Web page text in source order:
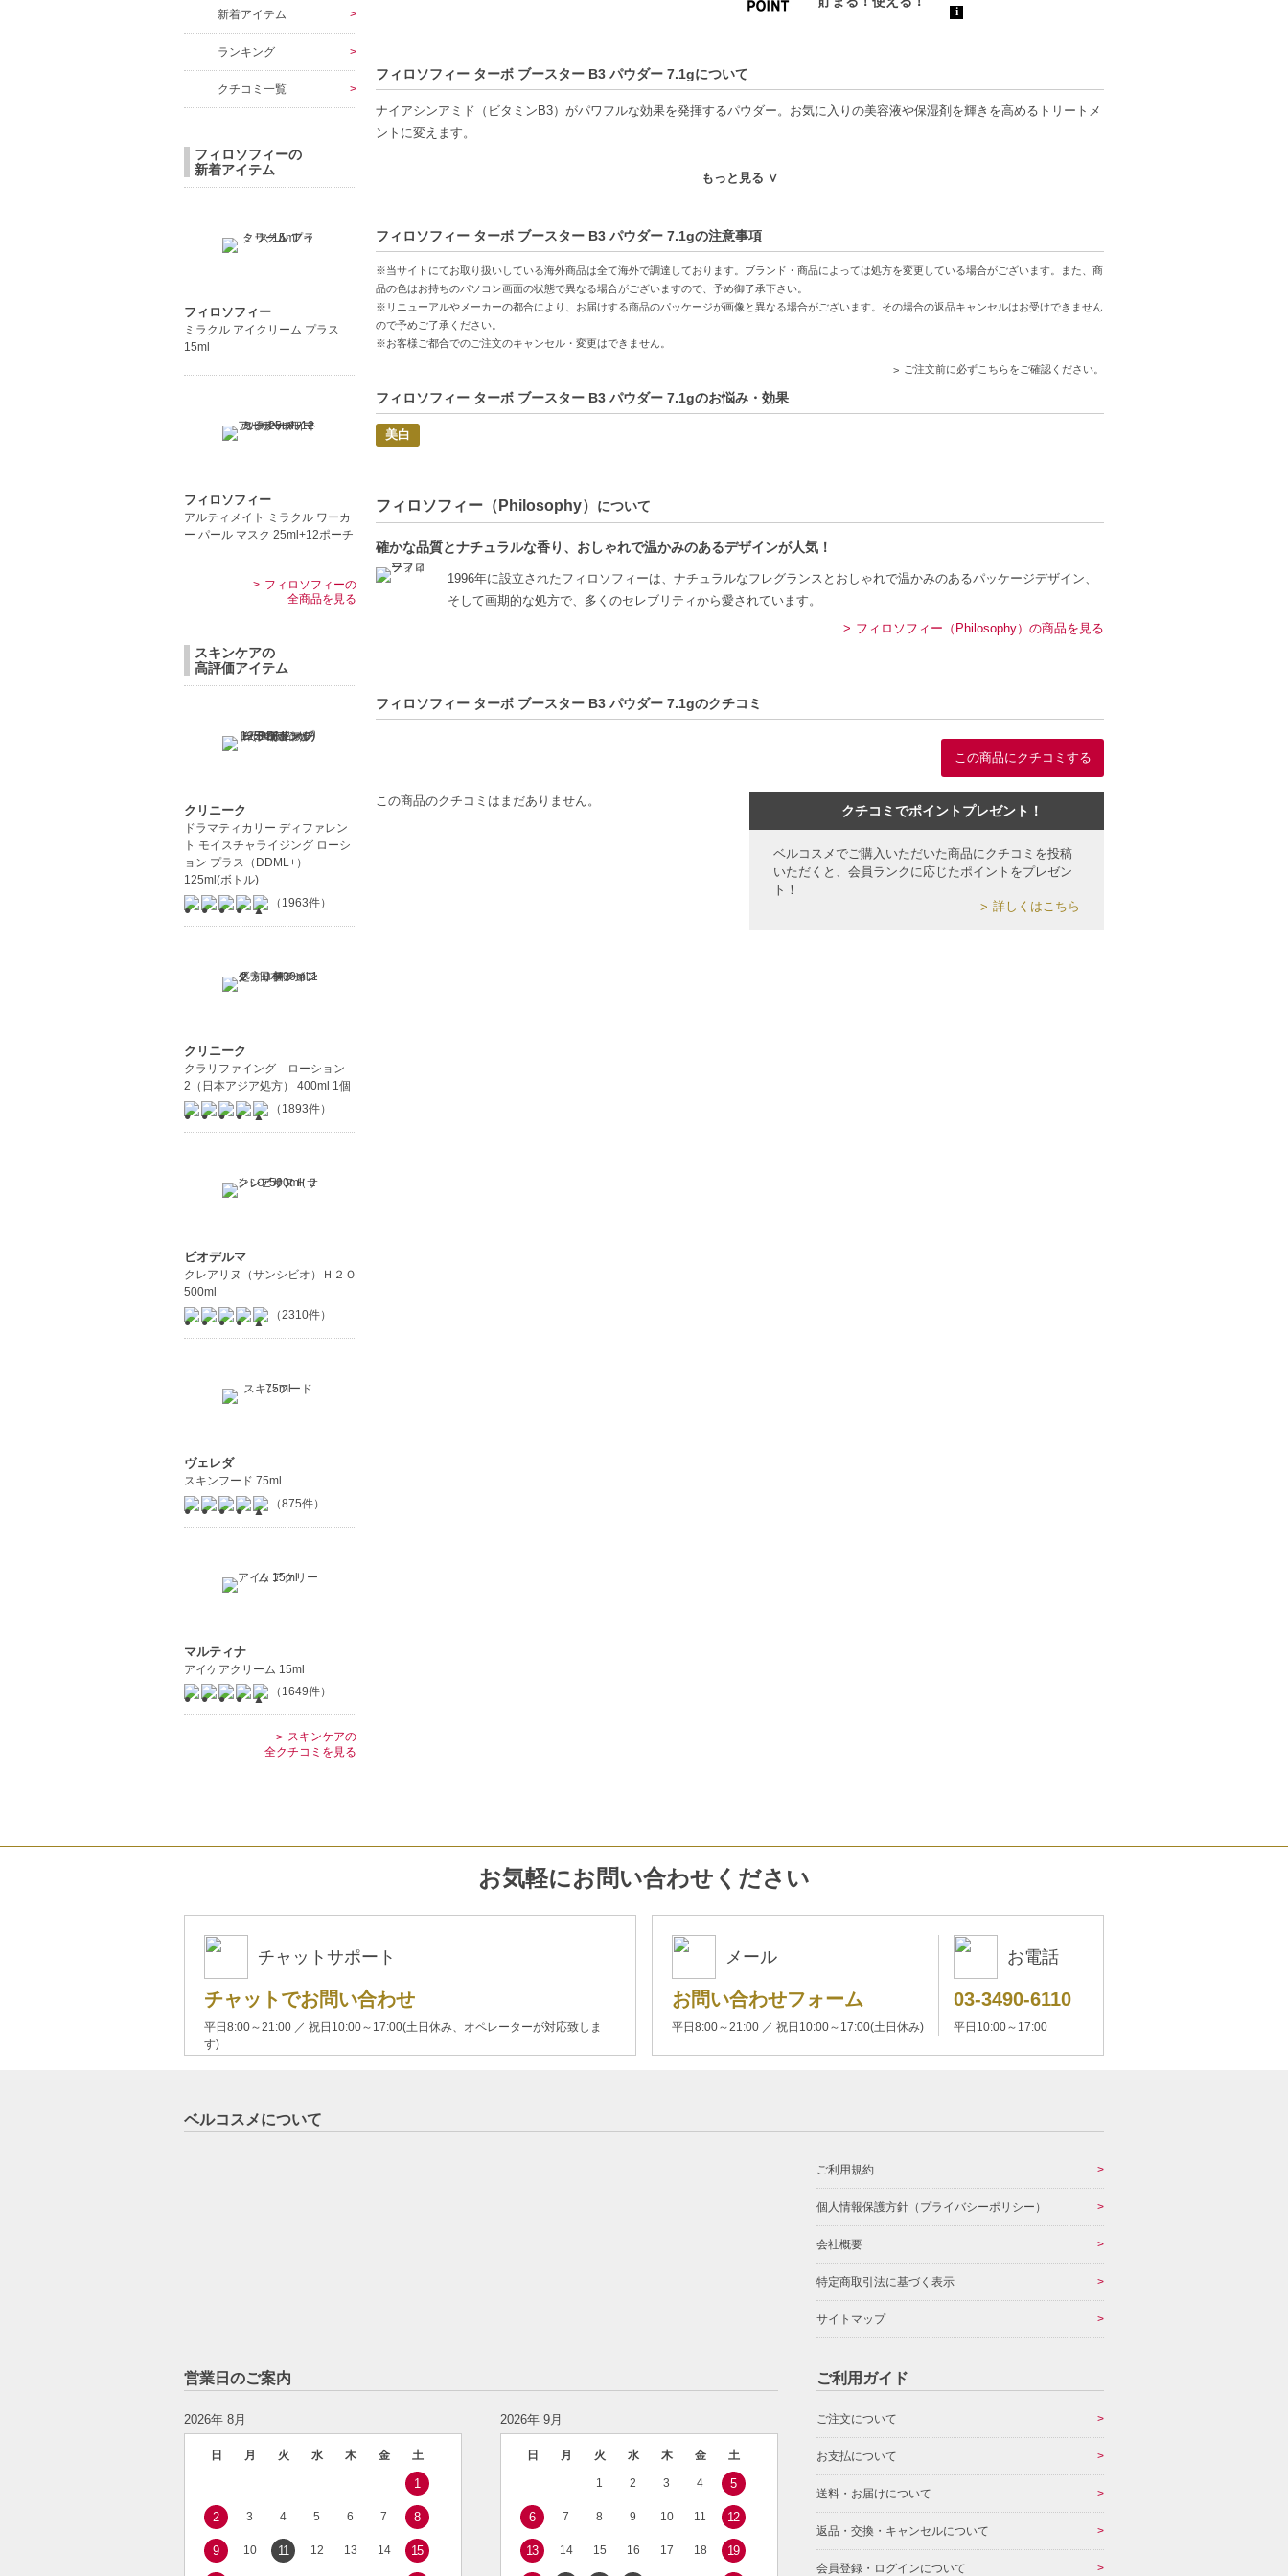
フィロソフィー ターボ ブースター B3 パウダー 7.1gについて
ナイアシンアミド（ビタミンB3）がパワフルな効果を発揮するパウダー。お気に入りの美容液や保湿剤を輝きを高めるトリートメ
ントに変えます。
◇こちらの商品は、ヤマト運輸、佐川急便もしくは日本郵便で発送をさせて頂きます。配送便のご指定はできません。
◇お届け日・お時間帯指定は承っておりません。
◇配送伝票の依頼主名、納品書に弊社以外の物流センター社名が記載されることがあります。
◇上記注意書き記載がある商品の合計金額が16666円以上の場合、別途手数料が発生する場合があります。予めご了承ください。
◇1件のご注文でも倉庫が異なる場合や配送用箱の関係で荷物を分割して配送する場合がございます。予めご了承ください。また、
明細書は分割してそれぞれの荷物に同梱されますが手数料等の変更はございませんのでご安心ください。
【商品の特徴】
ナイアシンアミド配合-肌に弾力を促し、明るさを引き出します。
美容効果を高めたい方
忙しい日常でも簡単にスキンケアを行いたい方
【JAN/UPC:3616302010387】
もっと見る ∨
フィロソフィー ターボ ブースター B3 パウダー 7.1gの注意事項
※当サイトにてお取り扱いしている海外商品は全て海外で調達しております。ブランド・商品によっては処方を変更している場合がございます。また、商
品の色はお持ちのパソコン画面の状態で異なる場合がございますので、予め御了承下さい。
※リニューアルやメーカーの都合により、お届けする商品のパッケージが画像と異なる場合がございます。その場合の返品キャンセルはお受けできません
ので予めご了承ください。
※お客様ご都合でのご注文のキャンセル・変更はできません。
ご注文前に必ずこちらをご確認ください。
フィロソフィー ターボ ブースター B3 パウダー 7.1gのお悩み・効果
美白
フィロソフィー（Philosophy） について
確かな品質とナチュラルな香り、おしゃれで温かみのあるデザインが人気！
1996年に設立されたフィロソフィーは、ナチュラルなフレグランスとおしゃれで温かみのあるパッケージデザイン、
そして画期的な処方で、多くのセレブリティから愛されています。
フィロソフィー（Philosophy）の商品を見る
フィロソフィー ターボ ブースター B3 パウダー 7.1gのクチコミ
この商品にクチコミする
この商品のクチコミはまだありません。
クチコミでポイントプレゼント！
ベルコスメでご購入いただいた商品にクチコミを投稿
いただくと、会員ランクに応じたポイントをプレゼン
ト！
詳しくはこちら
新着アイテム
ランキング
クチコミ一覧
フィロソフィーの
新着アイテム
フィロソフィー
ミラクル アイクリーム プラス
15ml
フィロソフィー
アルティメイト ミラクル ワーカ
ー パール マスク 25ml+12ポーチ
フィロソフィーの
全商品を見る
スキンケアの
高評価アイテム
クリニーク
ドラマティカリー ディファレン
ト モイスチャライジング ローシ
ョン プラス（DDML+）
125ml(ボトル)
（1963件）
クリニーク
クラリファイング ローション
2（日本アジア処方） 400ml 1個
（1893件）
ビオデルマ
クレアリヌ（サンシビオ）Ｈ２Ｏ
500ml
（2310件）
ヴェレダ
スキンフード 75ml
（875件）
マルティナ
アイケアクリーム 15ml
（1649件）
スキンケアの
全クチコミを見る
お気軽にお問い合わせください
チャットサポート
チャットでお問い合わせ
平日8:00～21:00 ／ 祝日10:00～17:00(土日休み、オペレーターが対応致しま
す)
メール
お問い合わせフォーム
平日8:00～21:00 ／ 祝日10:00～17:00(土日休み)
お電話
03-3490-6110
平日10:00～17:00
ベルコスメについて
ご利用規約
個人情報保護方針（プライバシーポリシー）
会社概要
特定商取引法に基づく表示
サイトマップ
営業日のご案内
2026年 8月
日 月 火 水 木 金 土
1
2 3 4 5 6 7 8
9 10 11 12 13 14 15
2026年 9月
日 月 火 水 木 金 土
1 2 3 4 5
6 7 8 9 10 11 12
13 14 15 16 17 18 19
ご利用ガイド
ご注文について
お支払について
送料・お届けについて
返品・交換・キャンセルについて
会員登録・ログインについて